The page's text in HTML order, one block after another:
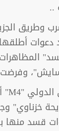
..
خزناوي"
قسد منها